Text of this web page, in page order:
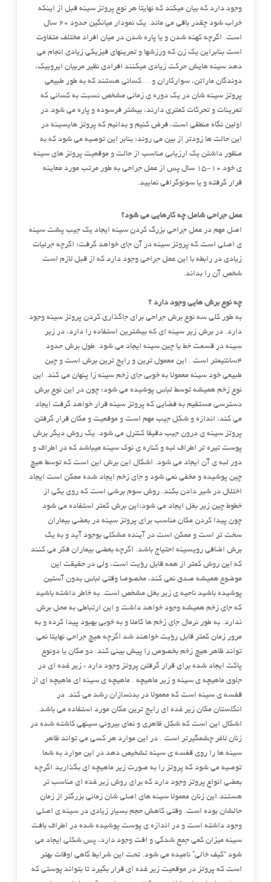
وجود دارد که بیان میکند که نهایتا هر نوع پروتز سینه قبل از اینکه
خراب شود چقدر باقی می ماند. یک نمودار میانگین حدود ۲۰ سال
است. اگرچه کهنه شدن و یا پاره شدن در میان افراد مختلف متفاوت
است بنابراین یک زن که ورزشها و تمرینهای فیزیکی زیادی انجام می
دهد سینه هایش حرکت زیادی میکنند افرادی نظیر مربیان ایروبیک،
دوندگان ماراتن، سوارکاران و …کسانی هستند که به طور طبیعی
پروتز سینه شان در یک دوره ی زمانی مشخص نسبت به کسانی که
تمرینات و تحرکات کمتری دارند، بیشتر فرسوده و پاره می شود.در
اولین نگاه منطقی است، فرض کنیم و بدانیم که پروتز هایسینه در
این حالت ها زودتر از بین می روند؛ بنابر این توصیه می شود که به
منظور داشتن یک ارزیابی مناسب از حالت و موقعیت پروتز های سینه
ی خود ۱۰-۱۵ سال پس از عمل جراحی به طور مرتب مورد معاینه
قرار گرفته و یا سونوگرافی نمایید.
عمل جراحی شامل چه کارهایی می شود؟
اصل مهم در عمل جراحی بزرگ کردن سینه ایجاد یک جیب پشت سینه
ی اصلی است که پروتز سینه در آن جای خواهد گرفت؛ اگرچه جرئیات
زیادی در رابطه با این عمل جراحی وجود دارد که از قبل لازم است
شخص آن را بداند.
چه نوع برش هایی وجود دارد ؟
به طور کلی سه نوع برش جراحی برای جاگذاری کردن پروتز سینه وجود
دارد. در برش زیر سینه ای که بیشترین استفاده را دارد، در زیر
سینه در قسمت خط یا چین سینه ایجاد می شود. طول برش حدود
۴سانتیمتر است . این معمول ترین و رایج ترین برش است و چین
طبیعی خود سینه معمولا به خوبی جای زخم سینه زا پنهان می کند. این
نوع زخم همیشه توسط لباس پوشیده می شود؛ چون در این نوع برش
دسترسی مستقیم به فضایی که پروتز سینه قرار خواهد گرفت ایجاد
می کند، اندازه و شکل جیب مهم است و موقعیت و مکان قرار گرفتن
پروتز سینه ی درون جیب دقیقا کنترل می شود. یک روش دیگر برش
پوست تیره تر اطراف لبه و کناره ی نوک سینه میباشد که در اطراف و
دور لبه ی آن ایجاد می شود. اشکال این برش این است که توسط هیچ
چین پوشیده و مخفی نمی شود و جای زخم ایجاد شده ممکن است ایجاد
اختلال در شیر دادن بکند. روش سوم برشی است که روی یکی از
خطوط چین زیر بغل ایجاد می شود؛این برش کمتر استفاده می شود
چون پیدا کردن مکان مناسب برای پروتز سینه در بعضی بیماران
سخت تر است و ممکن است در آینده مشکلی بوجود آید و به یک
برش اضافی رویسینه احتیاج باشد. اگرچه بعضی بیماران فکر می کنند
که این روش کمتر از همه قابل رؤیت است، ولی در حقیقت این
موضوع همیشه صدق نمی کند، مخصوصا وقتی لباس بدون آستین
پوشیده باشید ناحیه ی زیر بغل مشخص است. به خاطر داشته باشید
که جای زخم همیشه وجود خواهد داشت و این ارتباطی به محل برش
ندارد. به طور نرمال جای زخم ها کاملا و به خوبی بهبود پیدا کرده و به
مرور زمان کمتر قابل رؤیت خواهند شد اگرچه هیچ جراحی نهایتا نمی
تواند ظاهر هیچ زخم بخصوص را پیش بینی کند. دو مکان یا دونوع
پاکت ایجاد شده برای قرار گرفتن پروتز وجود دارد : زیر غده ای در
جلوی ماهیچه ی سینه و زیر ماهیچه . ماهیچه ی سینه ای ماهیچه ای از
قفسه ی سینه است که معمولا در بدنسازان رشد می کند. در
انگلستان مکان زیر غده ای رایج ترین مکان مورد استفاده می باشد.
اشکال این است که شکل ظاهری و نمای بیرونی سینهی کاشته شده در
زنان لاغر چشمگیرتر است . در این موارد هر کسی می تواند ظاهر
سینه ها را روی قفسه ی سینه تشخیص دهد در این موارد به شما
توصیه می شود که پروتز را به صورت زیر ماهیچه ای بگذارید.اگرچه
بعضی انواع پروتز وجود دارد که برای روش زیر غده ای مناسب تر
هستند.این زنان معمولا سینه های اصلی شان زمانی بزرگتر از زمان
حالشان بوده است. وقتی کاهش حجم بسیار زیادی در سینه ی اصلی
وجود داشته است و در اندازه ی پوست پوشیده شده در اطراف بافت
سینه میزان کمی جمع شدگی و افت وجود دارد، پس شکلی ایجاد می
شود “کیف خالی” نامیده می شود. تحت این شرایط گاهی اوقات بهتر
است که پروتز در موقعیت زیر غده ای قرار بگیرد تا بتواند پوستی که